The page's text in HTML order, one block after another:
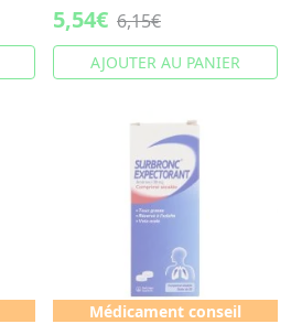
5,54€ 6,15€
AJOUTER AU PANIER
Médicament conseil